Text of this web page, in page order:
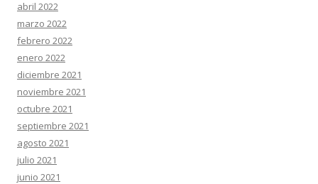
abril 2022
marzo 2022
febrero 2022
enero 2022
diciembre 2021
noviembre 2021
octubre 2021
septiembre 2021
agosto 2021
julio 2021
junio 2021